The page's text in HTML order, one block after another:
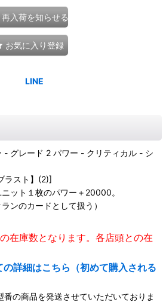
再入荷を知らせる
お気に入り登録
- グレード 2 パワー - クリティカル - シ
ラスト】(2)]
ット１枚のパワー＋20000。
ンのカードとして扱う）
在庫数となります。各店頭との在
詳細はこちら（初めて購入される
の商品を発送させていただいておりま